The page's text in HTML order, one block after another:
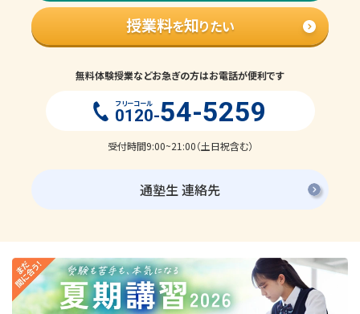
授業料を知りたい
無料体験授業などお急ぎの方はお電話が便利です
フリーコール
0120-54-5259
受付時間9:00~21:00（土日祝含む）
通塾生 連絡先